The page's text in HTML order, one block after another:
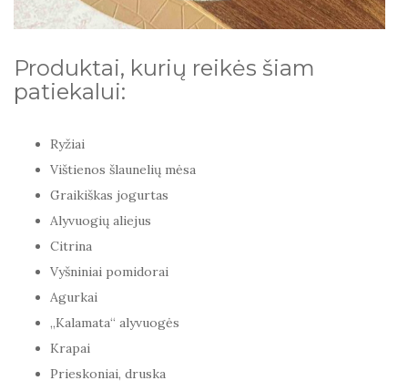
Produktai, kurių reikės šiam
patiekalui:
Ryžiai
Vištienos šlaunelių mėsa
Graikiškas jogurtas
Alyvuogių aliejus
Citrina
Vyšniniai pomidorai
Agurkai
„Kalamata“ alyvuogės
Krapai
Prieskoniai, druska